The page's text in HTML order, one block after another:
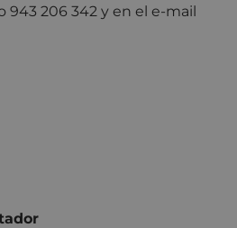
943 206 342 y en el e-mail